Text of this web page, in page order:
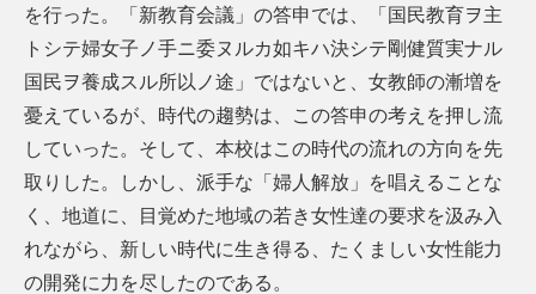
を行った。「新教育会議」の答申では、「国民教育ヲ主
トシテ婦女子ノ手ニ委ヌルカ如キハ決シテ剛健質実ナル
国民ヲ養成スル所以ノ途」ではないと、女教師の漸増を
憂えているが、時代の趨勢は、この答申の考えを押し流
していった。そして、本校はこの時代の流れの方向を先
取りした。しかし、派手な「婦人解放」を唱えることな
く、地道に、目覚めた地域の若き女性達の要求を汲み入
れながら、新しい時代に生き得る、たくましい女性能力
の開発に力を尽したのである。